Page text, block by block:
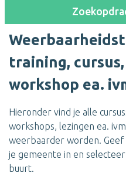
training,
workshop ea.
Hieronder vind je alle
workshops, lezingen ea.
weerbaarder worden.
je gemeente in en
buurt.